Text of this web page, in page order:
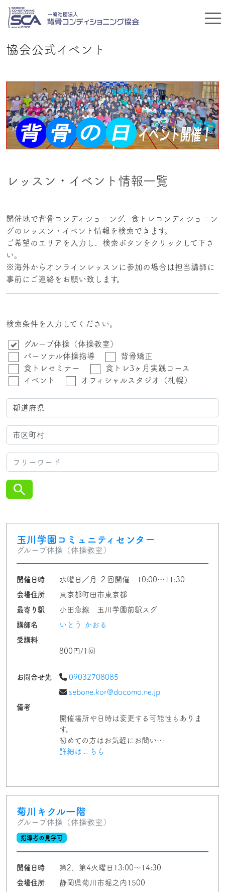
協会公式イベント
レッスン・イベント情報一覧
開催地で背骨コンディショニング、食トレコンディショニン
グのレッスン・イベント情報を検索できます。
ご希望のエリアを入力し、検索ボタンをクリックして下さ
い。
※海外からオンラインレッスンに参加の場合は担当講師に
事前にご連絡をお願い致します。
検索条件を入力してください。
グループ体操（体操教室）
パーソナル体操指導
背骨矯正
食トレセミナー
食トレ3ヶ月実践コース
イベント
オフィシャルスタジオ（札幌）
玉川学園コミュニティセンター
グループ体操（体操教室）
開催日時
水曜日／月 ２回開催 10:00～11:30
会場住所
東京都町田市東京都
最寄り駅
小田急線 玉川学園前駅スグ
講師名
いとう かおる
受講料
800円/1回
お問合せ先
09032708085
sebone.kor@docomo.ne.jp
備考
開催場所や日時は変更する可能性もありま
す。
初めての方はお気軽にお問い…
詳細はこちら
菊川キクル一階
グループ体操（体操教室）
指導者の見学可
開催日時
第2、第4火曜日13:00〜14:30
会場住所
静岡県菊川市堀之内1500